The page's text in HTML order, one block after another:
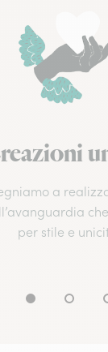
a
per stile e